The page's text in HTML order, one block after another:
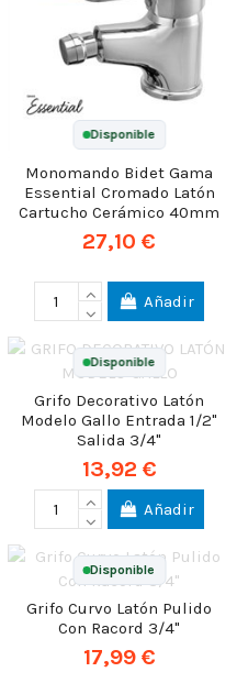
Disponible
Monomando Bidet Gama
Essential Cromado Latón
Cartucho Cerámico 40mm
27,10 €
Añadir
Disponible
Grifo Decorativo Latón
Modelo Gallo Entrada 1/2"
Salida 3/4"
13,92 €
Añadir
Disponible
Grifo Curvo Latón Pulido
Con Racord 3/4"
17,99 €